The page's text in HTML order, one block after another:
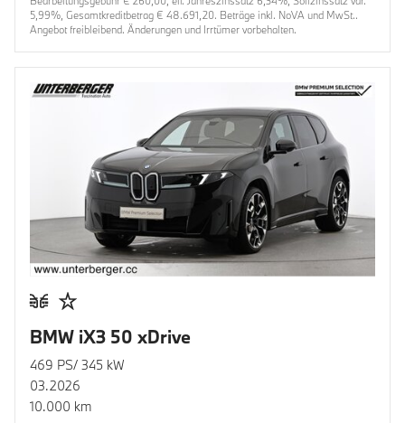
5,99%, Gesamtkreditbetrag € 48.691,20. Beträge inkl. NoVA und MwSt..
Angebot freibleibend. Änderungen und Irrtümer vorbehalten.
BMW iX3 50 xDrive
469 PS/ 345 kW
03.2026
10.000 km